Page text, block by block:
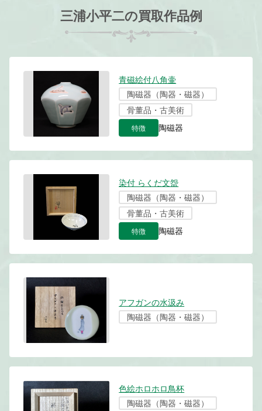
三浦小平二の買取作品例
青磁絵付八角壷
陶磁器（陶器・磁器）
骨董品・古美術
特徴 陶磁器
染付 らくだ文盌
陶磁器（陶器・磁器）
骨董品・古美術
特徴 陶磁器
アフガンの水汲み
陶磁器（陶器・磁器）
色絵ホロホロ鳥杯
陶磁器（陶器・磁器）